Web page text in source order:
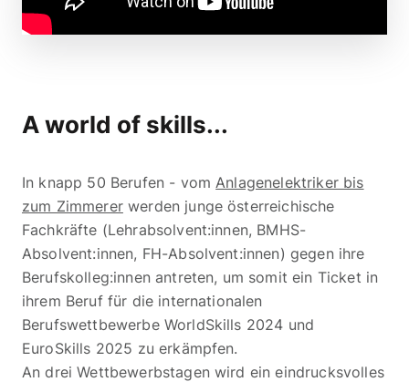
A world of skills...
In knapp 50 Berufen - vom Anlagenelektriker bis
zum Zimmererwerden junge österreichische
Fachkräfte (Lehrabsolvent:innen, BMHS-
Absolvent:innen, FH-Absolvent:innen) gegen ihre
Berufskolleg:innen antreten, um somit ein Ticket in
ihrem Beruf für die internationalen
Berufswettbewerbe WorldSkills 2024 und
EuroSkills 2025 zu erkämpfen.
An drei Wettbewerbstagen wird ein eindrucksvolles